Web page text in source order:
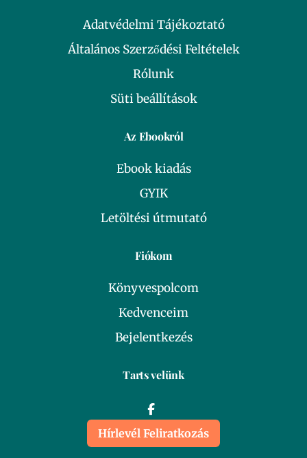
Adatvédelmi Tájékoztató
Általános Szerződési Feltételek
Rólunk
Süti beállítások
Az Ebookról
Ebook kiadás
GYIK
Letöltési útmutató
Fiókom
Könyvespolcom
Kedvenceim
Bejelentkezés
Tarts velünk
Hírlevél Feliratkozás